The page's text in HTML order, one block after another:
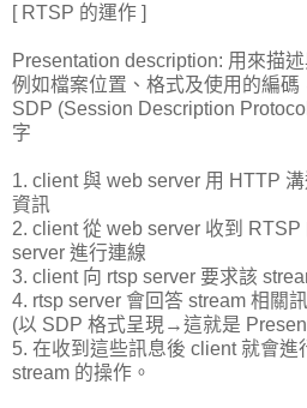
[ RTSP 的運作 ]
Presentation description: 用來描
例如檔案位置、格式及使用的編
SDP (Session Description
字
1. client 與 web server 用 HTTP
資訊
2. client 從 web server 收到
server 進行連線
3. client 向 rtsp server 要求該
4. rtsp server 會回答 stream 相關
(以 SDP 格式呈現→這就是
5. 在收到這些訊息後 client 就會進
stream 的操作。